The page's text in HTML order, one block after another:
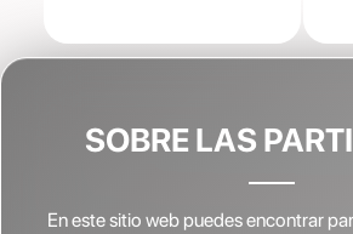
SOBRE LAS
En este sitio web puedes encontrar